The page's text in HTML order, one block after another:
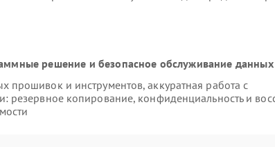
решение и безопасное обслуживание данных
прошивок и инструментов, аккуратная работа с
резервное копирование, конфиденциальность и